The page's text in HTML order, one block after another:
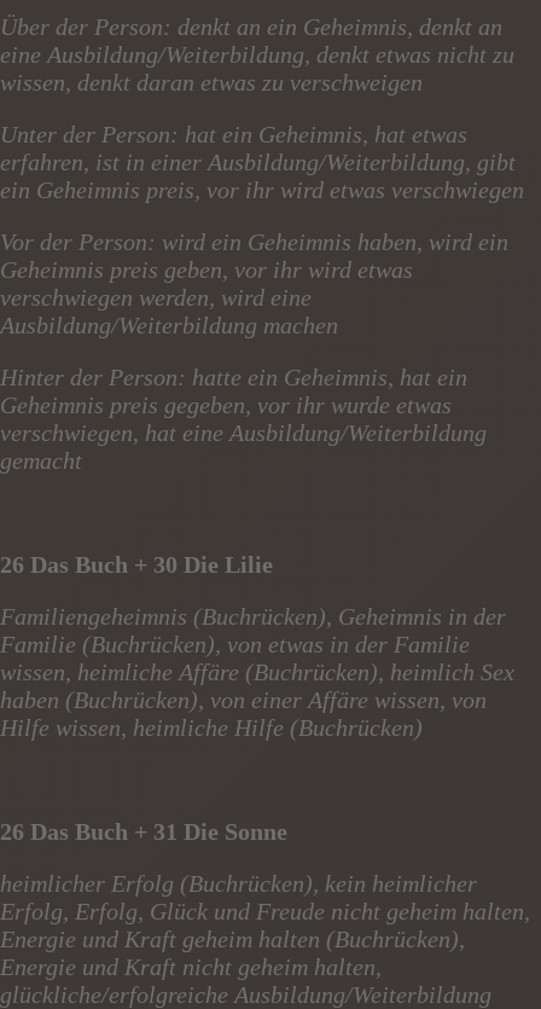
Über der Person: denkt an ein Geheimnis, denkt an
eine Ausbildung/Weiterbildung, denkt etwas nicht zu
wissen, denkt daran etwas zu verschweigen
Unter der Person: hat ein Geheimnis, hat etwas
erfahren, ist in einer Ausbildung/Weiterbildung, gibt
ein Geheimnis preis, vor ihr wird etwas verschwiegen
Vor der Person: wird ein Geheimnis haben, wird ein
Geheimnis preis geben, vor ihr wird etwas
verschwiegen werden, wird eine
Ausbildung/Weiterbildung machen
Hinter der Person: hatte ein Geheimnis, hat ein
Geheimnis preis gegeben, vor ihr wurde etwas
verschwiegen, hat eine Ausbildung/Weiterbildung
gemacht
26 Das Buch + 30 Die Lilie
Familiengeheimnis (Buchrücken), Geheimnis in der
Familie (Buchrücken), von etwas in der Familie
wissen, heimliche Affäre (Buchrücken), heimlich Sex
haben (Buchrücken), von einer Affäre wissen, von
Hilfe wissen, heimliche Hilfe (Buchrücken)
26 Das Buch + 31 Die Sonne
heimlicher Erfolg (Buchrücken), kein heimlicher
Erfolg, Erfolg, Glück und Freude nicht geheim halten,
Energie und Kraft geheim halten (Buchrücken),
Energie und Kraft nicht geheim halten,
glückliche/erfolgreiche Ausbildung/Weiterbildung